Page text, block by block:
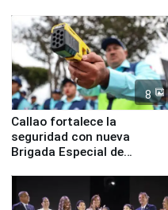
8
Callao fortalece la
seguridad con nueva
Brigada Especial de
equipamiento para
Serenazgo